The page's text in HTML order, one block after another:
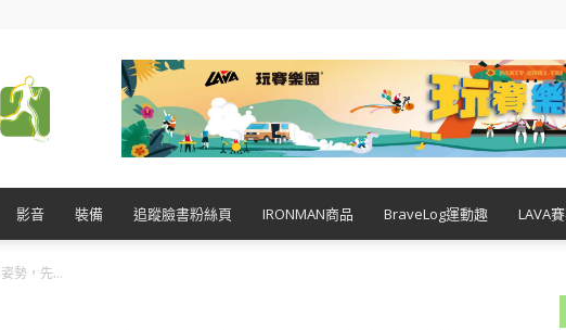
影音 裝備 追蹤臉書粉絲頁 IRONMAN商品 BraveLog運動趣 LAVA
勢，先...